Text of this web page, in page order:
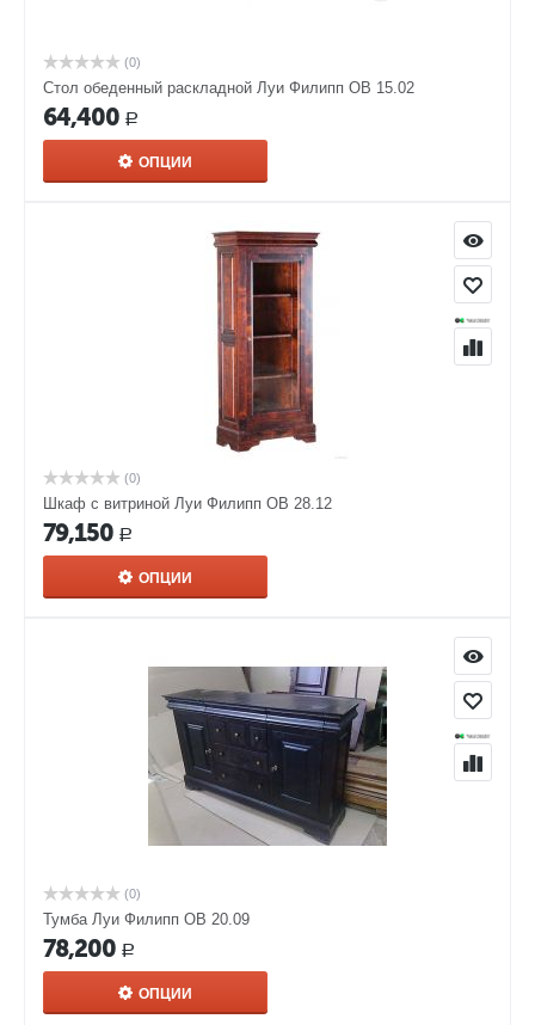
(0)
Стол обеденный раскладной Луи Филипп ОВ 15.02
64,400 Р
ОПЦИИ
(0)
Шкаф с витриной Луи Филипп ОВ 28.12
79,150 Р
ОПЦИИ
(0)
Тумба Луи Филипп ОВ 20.09
78,200 Р
ОПЦИИ